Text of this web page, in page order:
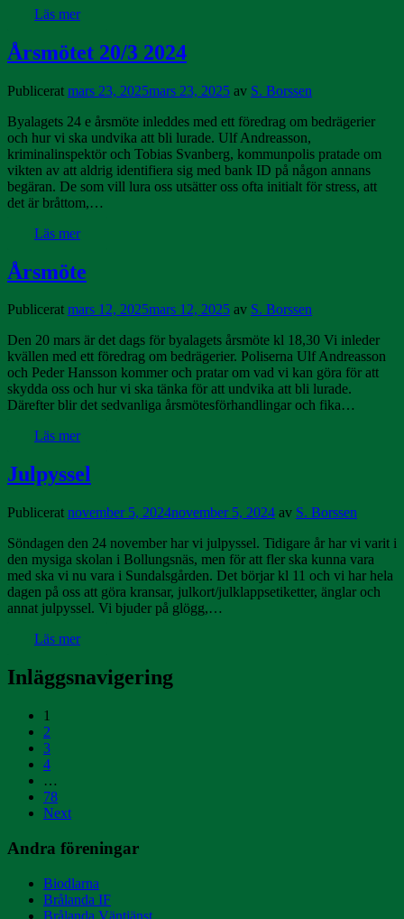
Läs mer
Årsmötet 20/3 2024
Publicerat mars 23, 2025mars 23, 2025 av S. Borssen
Byalagets 24 e årsmöte inleddes med ett föredrag om bedrägerier
och hur vi ska undvika att bli lurade. Ulf Andreasson,
kriminalinspektör och Tobias Svanberg, kommunpolis pratade om
vikten av att aldrig identifiera sig med bank ID på någon annans
begäran. De som vill lura oss utsätter oss ofta initialt för stress, att
det är bråttom,…
Läs mer
Årsmöte
Publicerat mars 12, 2025mars 12, 2025 av S. Borssen
Den 20 mars är det dags för byalagets årsmöte kl 18,30 Vi inleder
kvällen med ett föredrag om bedrägerier. Poliserna Ulf Andreasson
och Peder Hansson kommer och pratar om vad vi kan göra för att
skydda oss och hur vi ska tänka för att undvika att bli lurade.
Därefter blir det sedvanliga årsmötesförhandlingar och fika…
Läs mer
Julpyssel
Publicerat november 5, 2024november 5, 2024 av S. Borssen
Söndagen den 24 november har vi julpyssel. Tidigare år har vi varit i
den mysiga skolan i Bollungsnäs, men för att fler ska kunna vara
med ska vi nu vara i Sundalsgården. Det börjar kl 11 och vi har hela
dagen på oss att göra kransar, julkort/julklappsetiketter, änglar och
annat julpyssel. Vi bjuder på glögg,…
Läs mer
Inläggsnavigering
1
2
3
4
…
78
Next
Andra föreningar
Biodlarna
Brålanda IF
Brålanda Väntjänst